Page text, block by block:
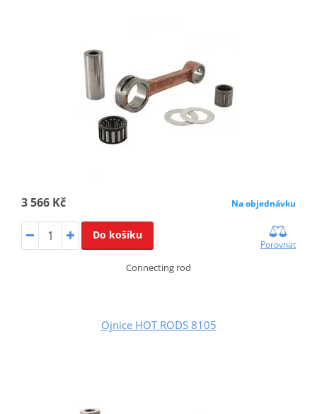
3 566 Kč Na objednávku
Do košíku
Porovnat
Connecting rod
Ojnice HOT RODS 8105